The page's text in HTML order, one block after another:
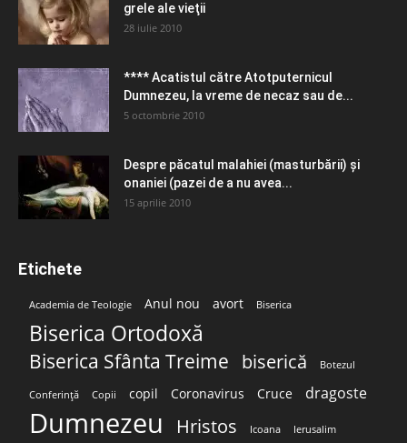
grele ale vieţii
28 iulie 2010
**** Acatistul către Atotputernicul
Dumnezeu, la vreme de necaz sau de...
5 octombrie 2010
Despre păcatul malahiei (masturbării) şi
onaniei (pazei de a nu avea...
15 aprilie 2010
Etichete
Academia de Teologie Anul nou avort Biserica
Biserica Ortodoxă
Biserica Sfânta Treime biserică Botezul
Conferință Copii copil Coronavirus Cruce dragoste
Dumnezeu Hristos Icoana Ierusalim